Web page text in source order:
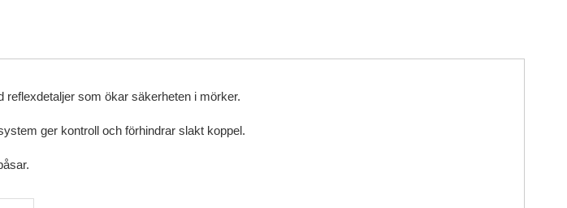
reflexdetaljer som ökar säkerheten i mörker.
ger kontroll och förhindrar slakt koppel.